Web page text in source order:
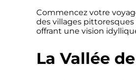
Commencez votre
des villages
offrant une vision
La Vallée